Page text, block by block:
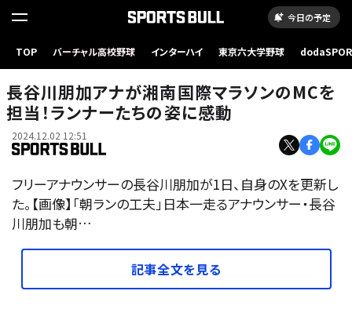
今日の予定
TOP バーチャル高校野球 インターハイ 東京六大学野球
長谷川朋加アナが湘南国際マラソンのMCを
担当！ランナーたちの姿に感動
2024.12.02 12:51
フリーアナウンサーの長谷川朋加が1日、自身のXを更新し
た。【画像】「朝ランの工夫」日本一走るアナウンサー・長谷
川朋加も朝…
記事全文を見る